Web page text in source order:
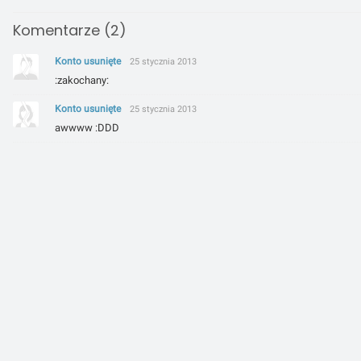
Komentarze (2)
Konto usunięte 25 stycznia 2013
:zakochany:
Konto usunięte 25 stycznia 2013
awwww :DDD